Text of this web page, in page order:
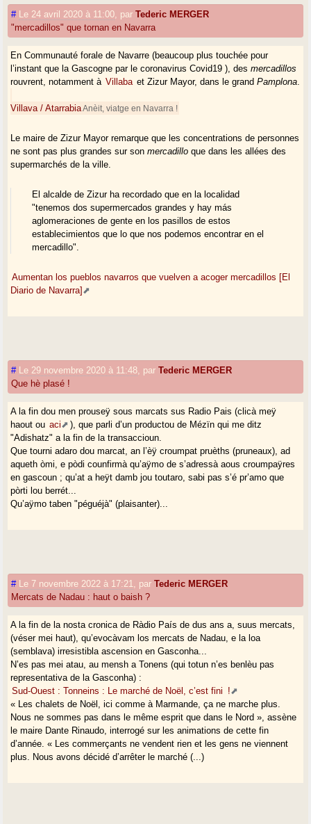
# Le 24 avril 2020 à 11:00 parTederic MERGER
"mercadillos" que tornan en Navarra
En Communauté forale de Navarre (beaucoup plus touchée pour
l’instant que la Gascogne par le coronavirus Covid19 ), desmercadillos
rouvrent, notamment à Villaba et Zizur Mayor, dans le grandPamplona
Villava / AtarrabiaAnèit, viatge en Navarra !
Le maire de Zizur Mayor remarque que les concentrations de personnes
ne sont pas plus grandes sur sonmercadillo que dans les allées des
supermarchés de la ville.
El alcalde de Zizur ha recordado que en la localidad
"tenemos dos supermercados grandes y hay más
aglomeraciones de gente en los pasillos de estos
establecimientos que lo que nos podemos encontrar en el
mercadillo".
Aumentan los pueblos navarros que vuelven a acoger mercadillos [El
Diario de Navarra]
# Le 29 novembre 2020 à 11:48 parTederic MERGER
Que hè plasé !
A la fin dou men prouseÿ sous marcats sus Radio Pais (clicà meÿ
haout ou aci
), que parli d’un productou de Mézïn qui me ditz
"Adishatz" a la fin de la transaccioun.
Que tourni adaro dou marcat, an l’èÿ croumpat pruèths (pruneaux), ad
aqueth òmi, e pòdi counfirmà qu’aÿmo de s’adressà aous croumpaÿres
en gascoun ; qu’at a heÿt damb jou toutaro, sabi pas s’é pr’amo que
pòrti lou berrét...
Qu’aÿmo taben "péguéjà" (plaisanter)...
# Le 7 novembre 2022 à 17:21 parTederic MERGER
Mercats de Nadau : haut o baish ?
A la fin de la nosta cronica de Ràdio País de dus ans a, suus mercats,
(véser mei haut), qu’evocàvam los mercats de Nadau, e la loa
(semblava) irresistibla ascension en Gasconha...
N’es pas mei atau, au mensh a Tonens (qui totun n’es benlèu pas
representativa de la Gasconha) :
Sud-Ouest : Tonneins : Le marché de Noël, c’est fini !
« Les chalets de Noël, ici comme à Marmande, ça ne marche plus.
Nous ne sommes pas dans le même esprit que dans le Nord », assène
le maire Dante Rinaudo, interrogé sur les animations de cette fin
d’année. « Les commerçants ne vendent rien et les gens ne viennent
plus. Nous avons décidé d’arrêter le marché (...)